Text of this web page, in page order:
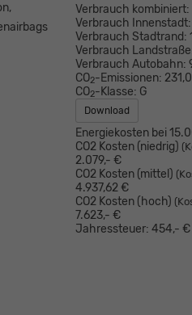
Verbrauch kombiniert:
Verbrauch Innenstadt:
Verbrauch Stadtrand:
Verbrauch
Verbrauch Autobahn:
CO2-Emissionen:
CO2-Klasse: G
Download
Energiekosten bei
CO2 Kosten (niedrig)
2.079,- €
CO2 Kosten (mittel)
4.937,62 €
CO2 Kosten (hoch)
7.623,- €
Jahressteuer: 454,- €